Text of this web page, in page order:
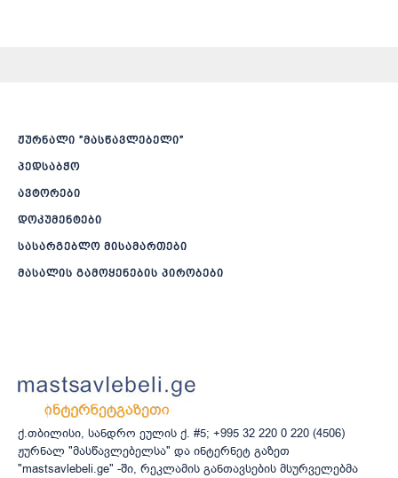
ჟურნალი ”მასწავლებელი”
პედსაბჭო
ავტორები
დოკუმენტები
სასარგებლო მისამართები
მასალის გამოყენების პირობები
ქ.თბილისი, სანდრო ეულის ქ. #5; +995 32 220 0 220 (4506)
ჟურნალ "მასწავლებელსა" და ინტერნეტ გაზეთ
"mastsavlebeli.ge" -ში, რეკლამის განთავსების მსურველებმა